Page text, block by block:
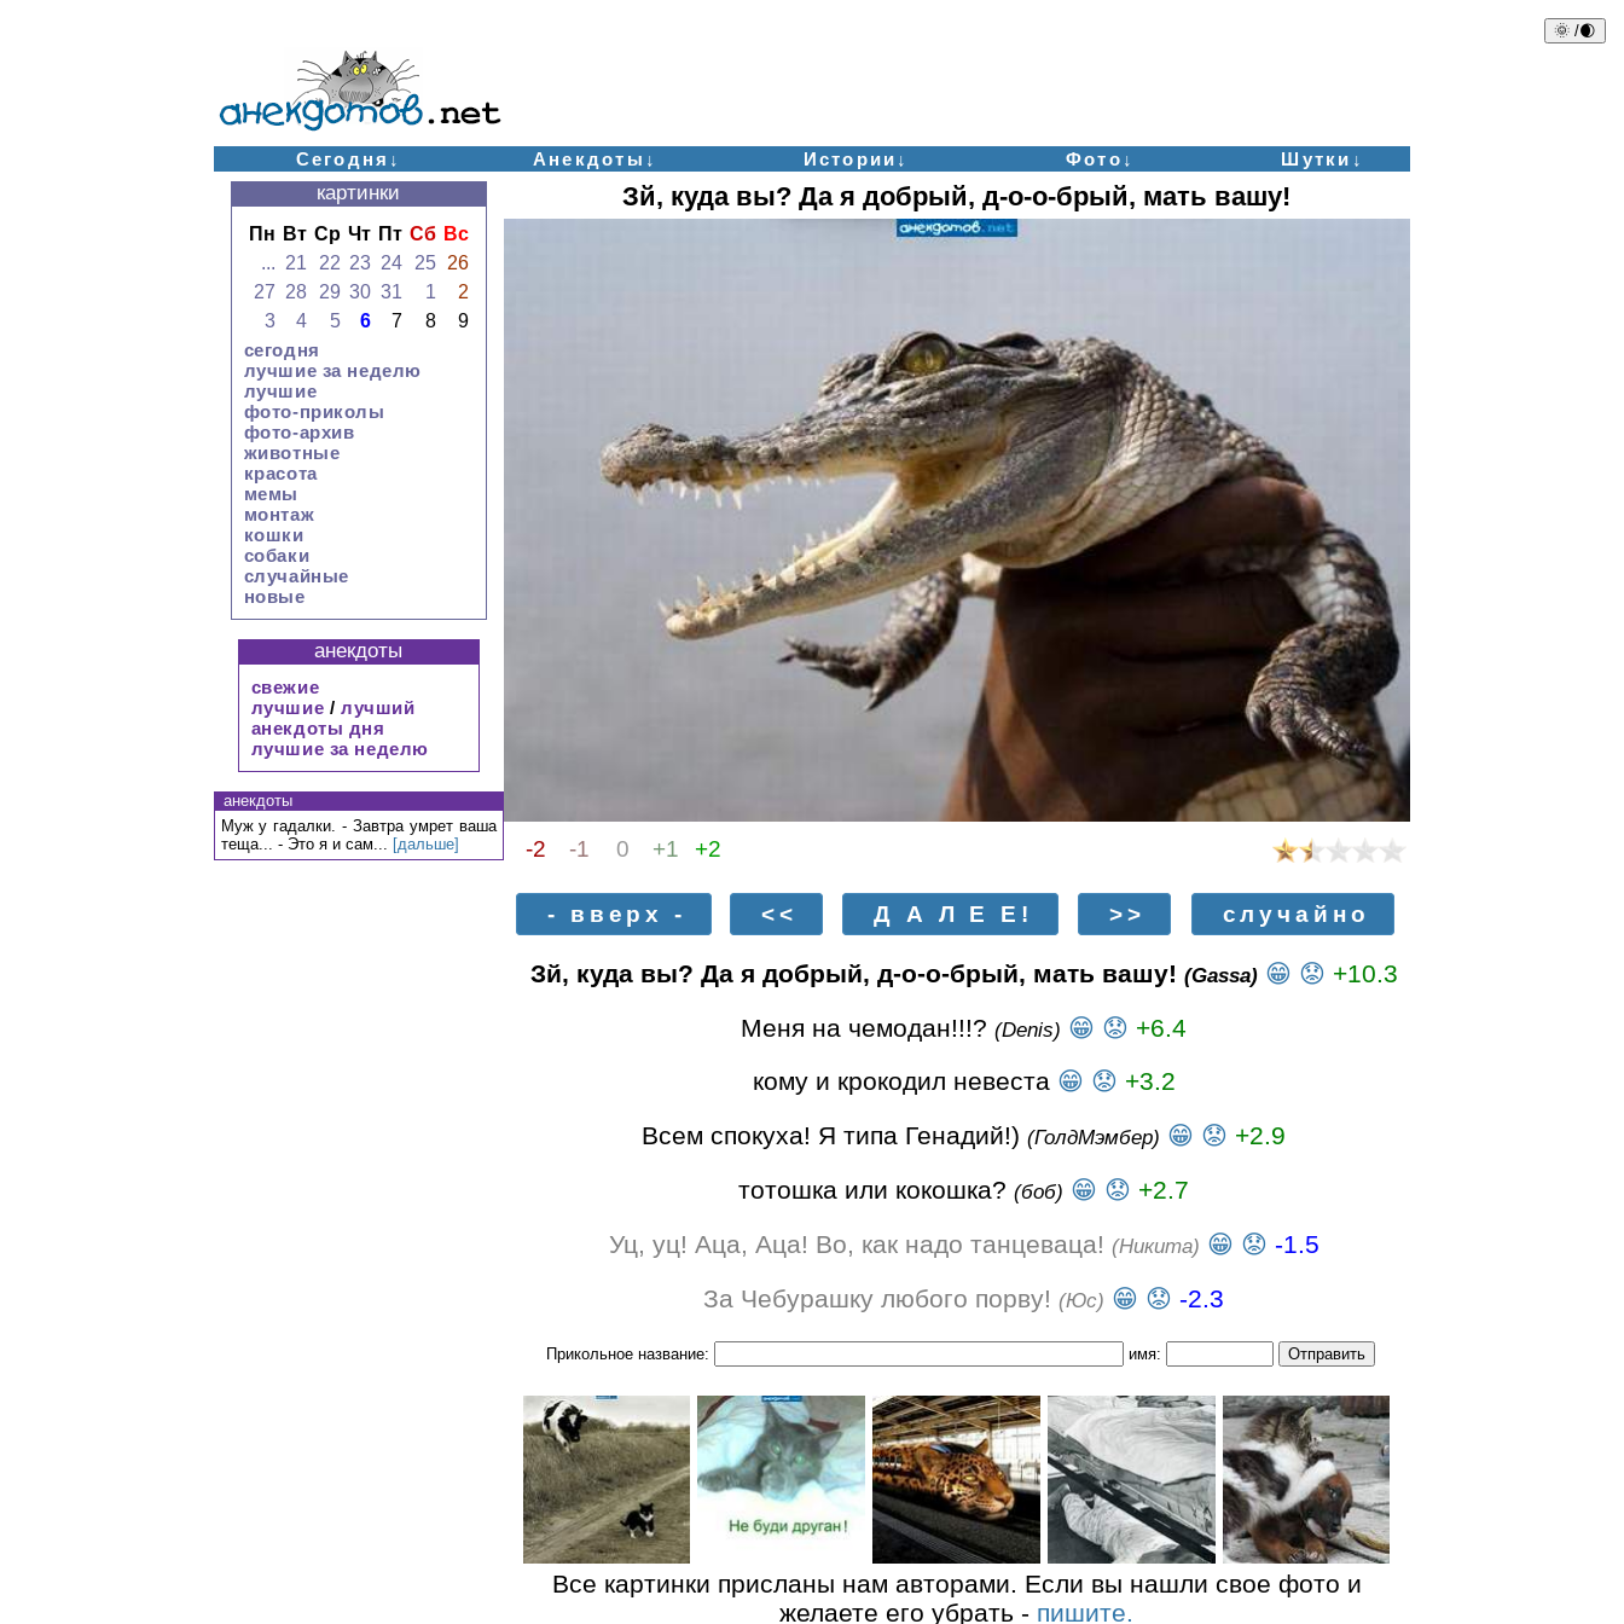
🌞 /🌒
Сегодня↓ Анекдоты↓ Истории↓ Фото↓ Шутки↓
Зй, куда вы? Да я добрый, д-о-о-брый, мать вашу!
-2 -1 0 +1 +2
- вверх - << Д А Л Е Е! >> случайно
Зй, куда вы? Да я добрый, д-о-о-брый, мать вашу! (Gassa) 😁 😟 +10.3
Меня на чемодан!!!? (Denis) 😁 😟 +6.4
кому и крокодил невеста 😁 😟 +3.2
Всем спокуха! Я типа Генадий!) (ГолдМэмбер) 😁 😟 +2.9
тотошка или кокошка? (боб) 😁 😟 +2.7
Уц, уц! Аца, Аца! Во, как надо танцеваца! (Никита) 😁 😟 -1.5
За Чебурашку любого порву! (Юс) 😁 😟 -2.3
Прикольное название: имя:
Все картинки присланы нам авторами. Если вы нашли свое фото и
желаете его убрать - пишите.
картинки
Пн Вт Ср Чт Пт Сб Вс
... 21 22 23 24 25
26
27 28 29 30 31 1
2
3
4 5 6 7 8
9
сегодня
лучшие за неделю
лучшие
фото-приколы
фото-архив
животные
красота
мемы
монтаж
кошки
собаки
случайные
новые
анекдоты
свежие
лучшие / лучший
анекдоты дня
лучшие за неделю
анекдоты
Муж у гадалки. - Завтра умрет ваша
теща... - Это я и сам... [дальше]